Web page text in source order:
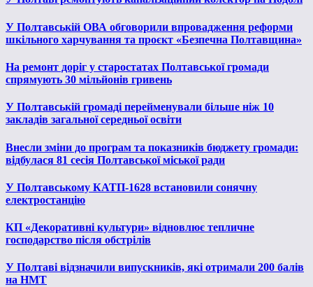
У Полтавській ОВА обговорили впровадження реформи
шкільного харчування та проєкт «Безпечна Полтавщина»
На ремонт доріг у старостатах Полтавської громади
спрямують 30 мільйонів гривень
У Полтавській громаді перейменували більше ніж 10
закладів загальної середньої освіти
Внесли зміни до програм та показників бюджету громади:
відбулася 81 сесія Полтавської міської ради
У Полтавському КАТП-1628 встановили сонячну
електростанцію
КП «Декоративні культури» відновлює тепличне
господарство після обстрілів
У Полтаві відзначили випускників, які отримали 200 балів
на НМТ